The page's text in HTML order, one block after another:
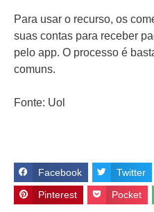
Para usar o recurso, os
suas contas para receber
pelo app. O processo é
comuns.
Fonte: Uol
Facebook Twitter
Pinterest Pocket